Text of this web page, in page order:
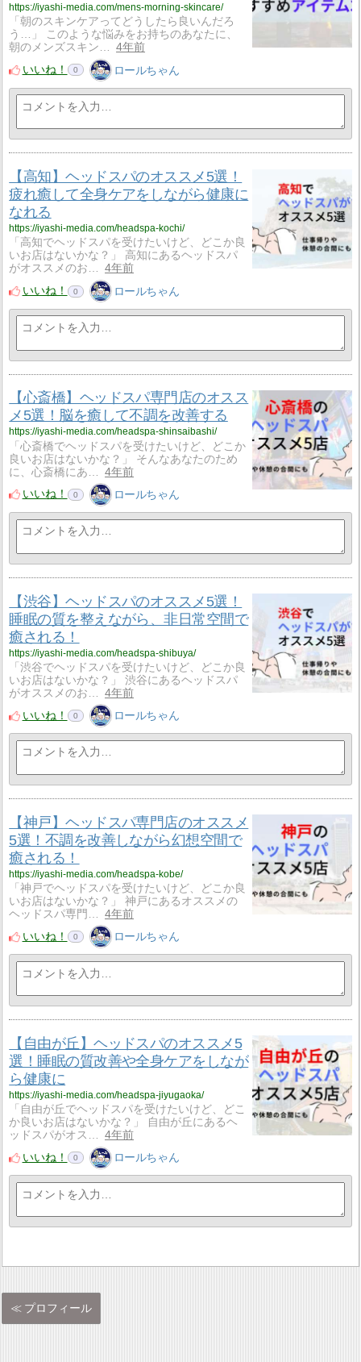
https://iyashi-media.com/mens-morning-skincare/
「朝のスキンケアってどうしたら良いんだろ
う…」 このような悩みをお持ちのあなたに、
朝のメンズスキン…
4年前
いいね！
0 ロールちゃん
【高知】ヘッドスパのオススメ5選！
疲れ癒して全身ケアをしながら健康に
なれる
https://iyashi-media.com/headspa-kochi/
「高知でヘッドスパを受けたいけど、どこか良
いお店はないかな？」 高知にあるヘッドスパ
がオススメのお…
4年前
いいね！
0 ロールちゃん
【心斎橋】ヘッドスパ専門店のオスス
メ5選！脳を癒して不調を改善する
https://iyashi-media.com/headspa-shinsaibashi/
「心斎橋でヘッドスパを受けたいけど、どこか
良いお店はないかな？」 そんなあなたのため
に、心斎橋にあ…
4年前
いいね！
0 ロールちゃん
【渋谷】ヘッドスパのオススメ5選！
睡眠の質を整えながら、非日常空間で
癒される！
https://iyashi-media.com/headspa-shibuya/
「渋谷でヘッドスパを受けたいけど、どこか良
いお店はないかな？」 渋谷にあるヘッドスパ
がオススメのお…
4年前
いいね！
0 ロールちゃん
【神戸】ヘッドスパ専門店のオススメ
5選！不調を改善しながら幻想空間で
癒される！
https://iyashi-media.com/headspa-kobe/
「神戸でヘッドスパを受けたいけど、どこか良
いお店はないかな？」 神戸にあるオススメの
ヘッドスパ専門…
4年前
いいね！
0 ロールちゃん
【自由が丘】ヘッドスパのオススメ5
選！睡眠の質改善や全身ケアをしなが
ら健康に
https://iyashi-media.com/headspa-jiyugaoka/
「自由が丘でヘッドスパを受けたいけど、どこ
か良いお店はないかな？」 自由が丘にあるヘ
ッドスパがオス…
4年前
いいね！
0 ロールちゃん
プロフィール